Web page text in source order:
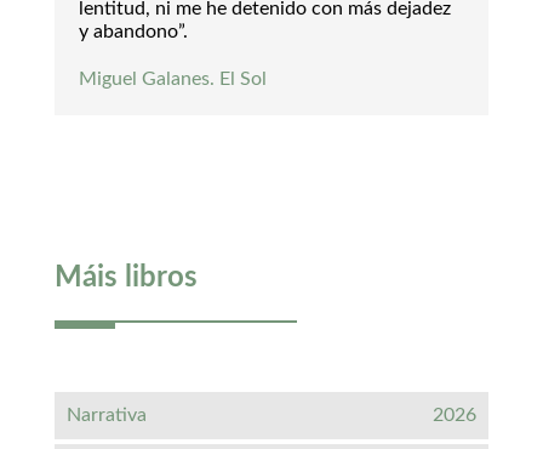
lentitud, ni me he detenido con más dejadez
y abandono”.
Miguel Galanes. El Sol
Máis libros
Narrativa 2026